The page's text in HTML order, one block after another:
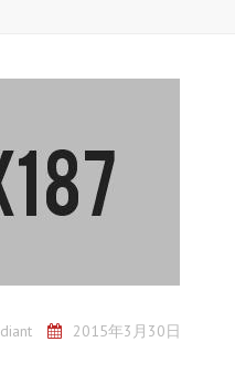
diant 2015年3月30日